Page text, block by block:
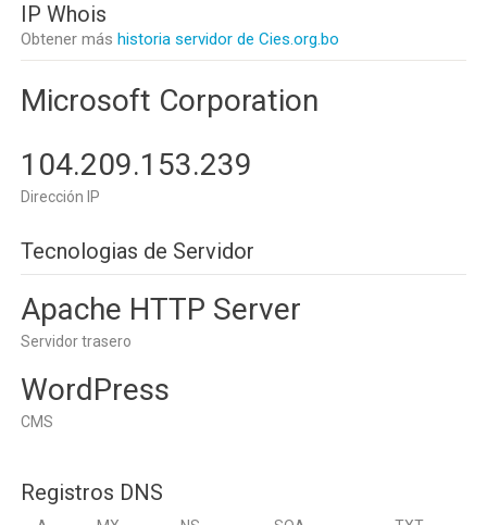
IP Whois
Obtener más historia servidor de Cies.org.bo
Microsoft Corporation
104.209.153.239
Dirección IP
Tecnologias de Servidor
Apache HTTP Server
Servidor trasero
WordPress
CMS
Registros DNS